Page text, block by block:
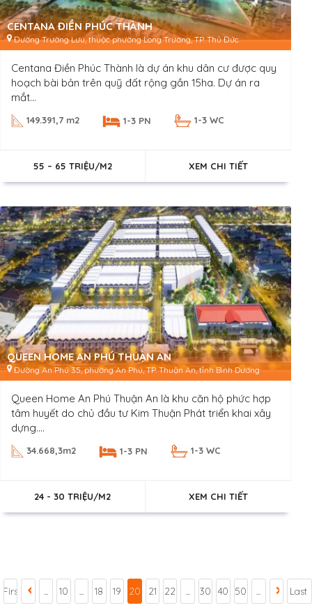
CENTANA ĐIỀN PHÚC THÀNH
Đường Trường Lưu, thuộc phường Long Trường, TP. Thủ Đức
Centana Điền Phúc Thành là dự án khu dân cư được quy
hoạch bài bản trên quỹ đất rộng gần 15ha. Dự án ra
mắt...
149.391,7 m2 1-3 PN 1-3 WC
55 – 65 TRIỆU/M2 XEM CHI TIẾT
QUEEN HOME AN PHÚ THUẬN AN
Đường An Phú 35, phường An Phú, TP. Thuận An, tỉnh Bình Dương
Queen Home An Phú Thuận An là khu căn hộ phức hợp
tâm huyết do chủ đầu tư Kim Thuận Phát triển khai xây
dựng....
34.668,3m2 1-3 PN 1-3 WC
24 - 30 TRIỆU/M2 XEM CHI TIẾT
First ... 10 ... 18 19 20 21 22 ... 30 40 50 ... Last